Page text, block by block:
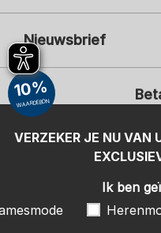
Nieuwsbrief
Uw e-mailadres
Ik ben geïnteresseerd in:
Damesmode
Door te klikken op Aanmelden
gepersonaliseerde reclame
VERZEKER JE NU VAN
10%
WAARDEBON
Ik ben